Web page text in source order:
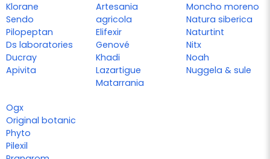
Klorane
Sendo
Pilopeptan
Ds laboratories
Ducray
Apivita
Artesania
agricola
Elifexir
Genové
Khadi
Lazartigue
Matarrania
Moncho moreno
Natura siberica
Naturtint
Nitx
Noah
Nuggela & sule
Ogx
Original botanic
Phyto
Pilexil